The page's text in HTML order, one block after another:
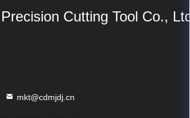
Cutting Tool Co., Ltd.
mkt@cdmjdj.cn